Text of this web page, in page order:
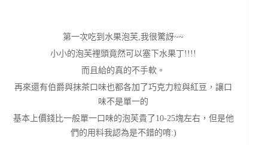
第一次吃到水果泡芙,我很驚訝~~
小小的泡芙裡頭竟然可以塞下水果丁!!!!
而且給的真的不手軟。
再來還有伯爵與抹茶口味也都各加了巧克力粒與紅豆，讓口
味不是單一的
基本上價錢比一般單一口味的泡芙貴了10-25塊左右，但是他
們的用料我認為是不錯的唷:)